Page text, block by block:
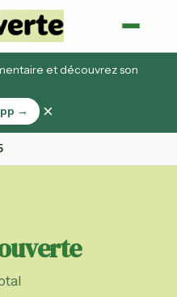
et découvrez son
→
×